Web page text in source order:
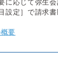
に応じて弥生
設定］で請求
要